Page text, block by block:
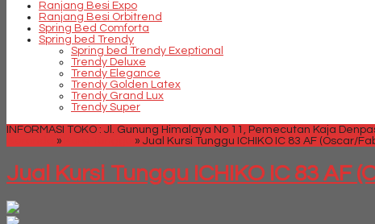
Ranjang Besi Expo
Ranjang Besi Orbitrend
Spring Bed Comforta
Spring bed Trendy
Spring bed Trendy Exeptional
Trendy Deluxe
Trendy Elegance
Trendy Golden Latex
Trendy Grand Lux
Trendy Super
INFORMASI TOKO : Jl. Gunung Himalaya No 11, Pemecutan Kaja
» » Jual Kursi Tunggu ICHIKO IC 83 AF (Oscar/
Jual Kursi Tunggu ICHIKO IC 83 AF